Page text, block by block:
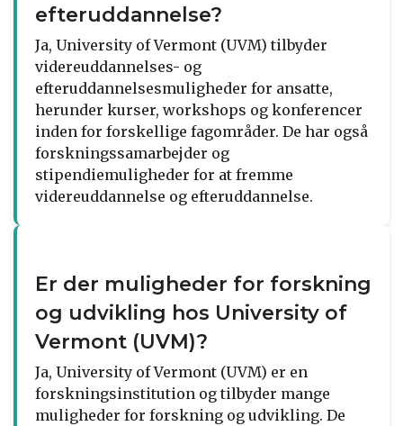
efteruddannelse?
Ja, University of Vermont (UVM) tilbyder
videreuddannelses- og
efteruddannelsesmuligheder for ansatte,
herunder kurser, workshops og konferencer
inden for forskellige fagområder. De har også
forskningssamarbejder og
stipendiemuligheder for at fremme
videreuddannelse og efteruddannelse.
Er der muligheder for forskning
og udvikling hos University of
Vermont (UVM)?
Ja, University of Vermont (UVM) er en
forskningsinstitution og tilbyder mange
muligheder for forskning og udvikling. De